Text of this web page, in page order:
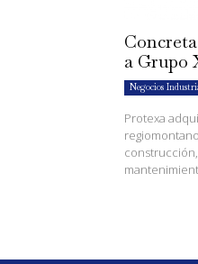
a Grupo
Negocios
Protexa